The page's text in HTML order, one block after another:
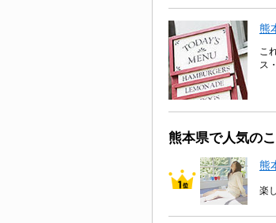
熊
こ
ス
熊本県で人気の
熊
楽